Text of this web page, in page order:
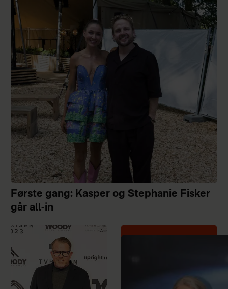
Første gang: Kasper og Stephanie Fisker
går all-in